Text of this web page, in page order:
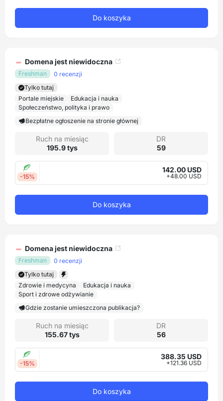
Do koszyka
Domena jest niewidoczna
Freshman
0 recenzji
Tylko tutaj
Portale miejskie
Edukacja i nauka
Społeczeństwo, polityka i prawo
Bezpłatne ogłoszenie na stronie głównej
Ruch na miesiąc
195.9 tys
DR
59
-15%
142.00 USD
+48.00 USD
Do koszyka
Domena jest niewidoczna
Freshman
0 recenzji
Tylko tutaj
Zdrowie i medycyna
Edukacja i nauka
Sport i zdrowe odżywianie
Gdzie zostanie umieszczona publikacja?
Ruch na miesiąc
155.67 tys
DR
56
-15%
388.35 USD
+121.36 USD
Do koszyka